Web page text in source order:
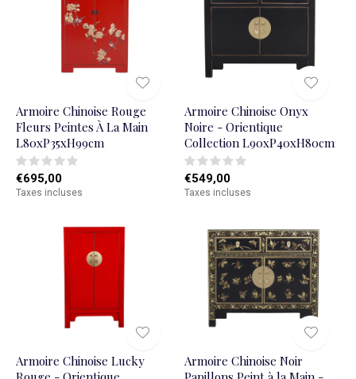
Armoire Chinoise Rouge
Fleurs Peintes À La Main
L80xP35xH99cm
€695,00
Taxes incluses
Armoire Chinoise Onyx
Noire - Orientique
Collection L90xP40xH80cm
€549,00
Taxes incluses
Armoire Chinoise Lucky
Armoire Chinoise Noir